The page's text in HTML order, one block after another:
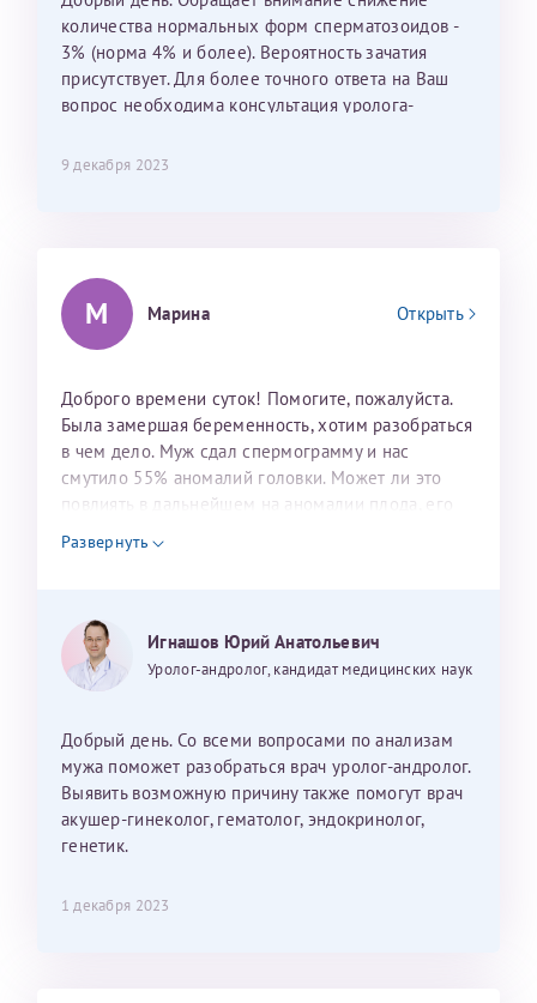
количества нормальных форм сперматозоидов -
3% (норма 4% и более). Вероятность зачатия
присутствует. Для более точного ответа на Ваш
вопрос необходима консультация уролога-
формате.
9 декабря 2023
М Марина Открыть
Доброго времени суток! Помогите, пожалуйста.
Была замершая беременность, хотим разобраться
в чем дело. Муж сдал спермограмму и нас
смутило 55% аномалий головки. Может ли это
повлиять в дальнейшем на аномалии плода, его
развитие и спровоцировать выкидыш? Скрин
анализа прилагается. Благодарю за помощь!
Развернуть
Игнашов Юрий Анатольевич
Уролог-андролог, кандидат медицинских наук
Добрый день. Со всеми вопросами по анализам
мужа поможет разобраться врач уролог-андролог.
Выявить возможную причину также помогут врач
акушер-гинеколог, гематолог, эндокринолог,
генетик.
1 декабря 2023